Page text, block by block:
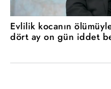
Evlilik kocanın
dört ay on gün iddet